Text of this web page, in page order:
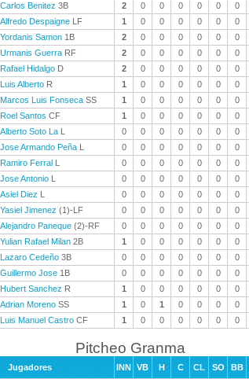
Carlos Benitez 3B 2 0 0 0 0 0 0
Alfredo Despaigne LF 1 0 0 0 0 0 0
Yordanis Samon 1B 2 0 0 0 0 0 0
Urmanis Guerra RF 2 0 0 0 0 0 0
Rafael Hidalgo D 2 0 0 0 0 0 0
Luis Alberto R 1 0 0 0 0 0 0
Marcos Luis Fonseca SS 1 0 0 0 0 0 0
Roel Santos CF 1 0 0 0 0 0 0
Alberto Soto La L 0 0 0 0 0 0 0
Jose Armando Peña L 0 0 0 0 0 0 0
Ramiro Ferral L 0 0 0 0 0 0 0
Jose Antonio L 0 0 0 0 0 0 0
Asiel Diez L 0 0 0 0 0 0 0
Yasiel Jimenez (1)-LF 0 0 0 0 0 0 0
Alejandro Paneque (2)-RF 0 0 0 0 0 0 0
Yulian Rafael Milan 2B 1 0 0 0 0 0 0
Lazaro Cedeño 3B 0 0 0 0 0 0 0
Guillermo Jose 1B 0 0 0 0 0 0 0
Hubert Sanchez R 1 0 0 0 0 0 0
Adrian Moreno SS 1 0 1 0 0 0 0
Luis Manuel Castro CF 1 0 0 0 0 0 0
Pitcheo Granma
Jugadores INN VB H C CL SO BB